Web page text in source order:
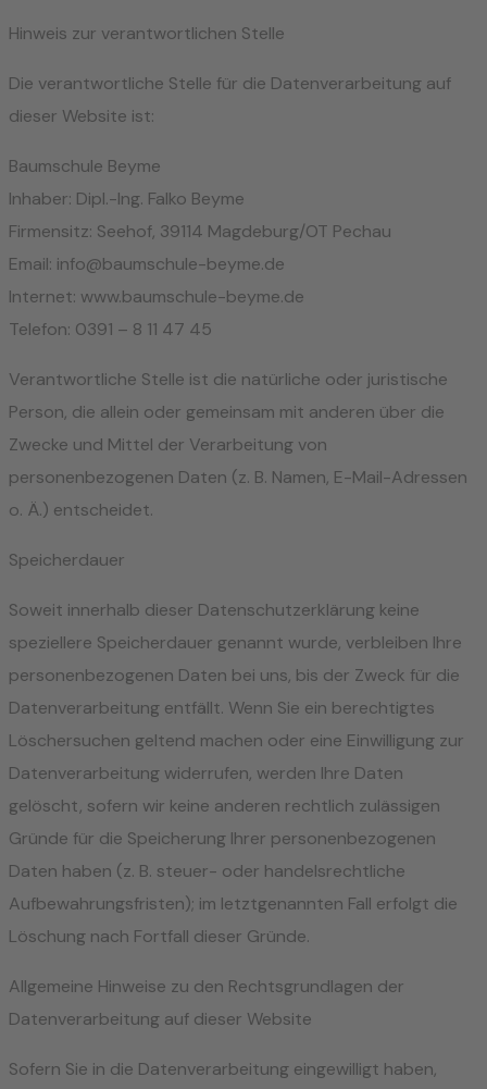
Hinweis zur verantwortlichen Stelle
Die verantwortliche Stelle für die Datenverarbeitung auf
dieser Website ist:
Baumschule Beyme
Inhaber: Dipl.-Ing. Falko Beyme
Firmensitz: Seehof, 39114 Magdeburg/OT Pechau
Email: info@baumschule-beyme.de
Internet: www.baumschule-beyme.de
Telefon: 0391 – 8 11 47 45
Verantwortliche Stelle ist die natürliche oder juristische
Person, die allein oder gemeinsam mit anderen über die
Zwecke und Mittel der Verarbeitung von
personenbezogenen Daten (z. B. Namen, E-Mail-Adressen
o. Ä.) entscheidet.
Speicherdauer
Soweit innerhalb dieser Datenschutzerklärung keine
speziellere Speicherdauer genannt wurde, verbleiben Ihre
personenbezogenen Daten bei uns, bis der Zweck für die
Datenverarbeitung entfällt. Wenn Sie ein berechtigtes
Löschersuchen geltend machen oder eine Einwilligung zur
Datenverarbeitung widerrufen, werden Ihre Daten
gelöscht, sofern wir keine anderen rechtlich zulässigen
Gründe für die Speicherung Ihrer personenbezogenen
Daten haben (z. B. steuer- oder handelsrechtliche
Aufbewahrungsfristen); im letztgenannten Fall erfolgt die
Löschung nach Fortfall dieser Gründe.
Allgemeine Hinweise zu den Rechtsgrundlagen der
Datenverarbeitung auf dieser Website
Sofern Sie in die Datenverarbeitung eingewilligt haben,